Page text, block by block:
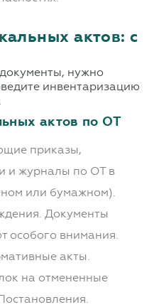
актов: с
нужно
инвентаризацию
актов по ОТ
приказы,
и журналы по ОТ в
или бумажном).
Документы
особого внимания.
акты.
на отмененные